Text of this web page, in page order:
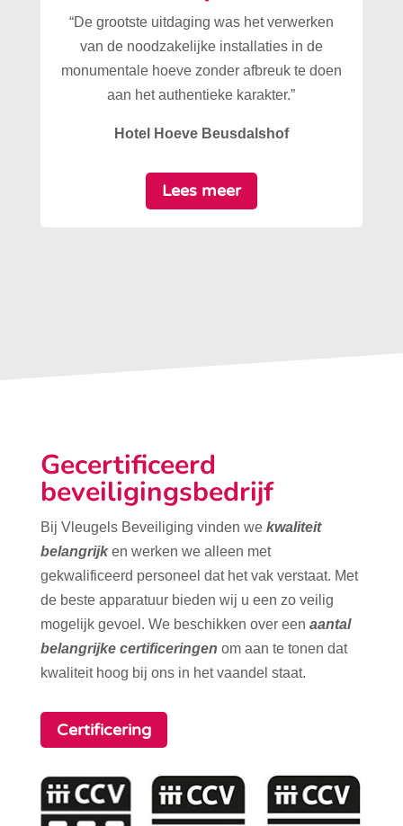
“De grootste uitdaging was het verwerken
van de noodzakelijke installaties in de
monumentale hoeve zonder afbreuk te doen
aan het authentieke karakter.”
Hotel Hoeve Beusdalshof
Lees meer
Gecertificeerd
beveiligingsbedrijf
Bij Vleugels Beveiliging vinden we kwaliteit
belangrijk en werken we alleen met
gekwalificeerd personeel dat het vak verstaat. Met
de beste apparatuur bieden wij u een zo veilig
mogelijk gevoel. We beschikken over een aantal
belangrijke certificeringen om aan te tonen dat
kwaliteit hoog bij ons in het vaandel staat.
Certificering